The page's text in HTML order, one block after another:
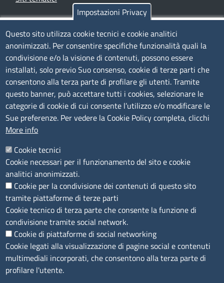
TRASPARENZA
Albo Online
Amministrazione trasparente
Bandi e concorsi
Segnalazioni Whistleblowing
Accessibilità
IBAN e pagamenti informatici
Informative privacy e cookie
Verifiche PA
Attuazione misure PNRR
Modulistica
SEGUICI SU
Impostazioni Privacy
Questo sito utilizza cookie tecnici e cookie analitici
anonimizzati. Per consentire specifiche funzionalità quali la
condivisione e/o la visione di contenuti, possono essere
installati, solo previo Suo consenso, cookie di terze parti che
consentono alla terza parte di profilare gli utenti. Tramite
questo banner, può accettare tutti i cookies, selezionare le
categorie di cookie di cui consente l’utilizzo e/o modificare le
Sue preferenze. Per vedere la Cookie Policy completa, clicchi
More info
Cookie tecnici
Cookie necessari per il funzionamento del sito e cookie
analitici anonimizzati.
Cookie per la condivisione dei contenuti di questo sito
tramite piattaforme di terze parti
Cookie tecnico di terza parte che consente la funzione di
condivisione tramite social network.
Cookie di piattaforme di social networking
Cookie legati alla visualizzazione di pagine social e contenuti
multimediali incorporati, che consentono alla terza parte di
profilare l'utente.